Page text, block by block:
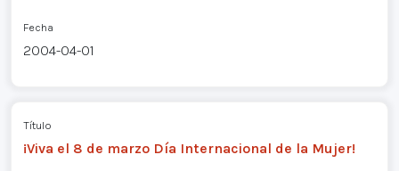
Fecha
2004-04-01
Título
¡Viva el 8 de marzo Día Internacional de la Mujer!